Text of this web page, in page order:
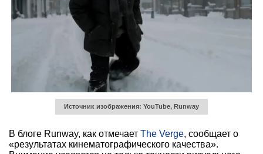
Источник изображения: YouTube, Runway
В блоге Runway, как отмечает The Verge, сообщает о
«результатах кинематографического качества».